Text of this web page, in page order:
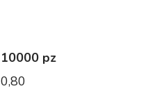
10000 pz
0,80